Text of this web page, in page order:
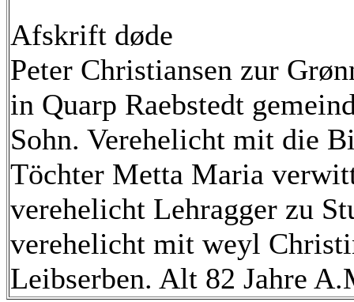
Afskrift døde
Peter Christiansen zur
in Quarp Raebstedt
Sohn. Verehelicht mit die
Töchter Metta Maria
verehelicht Lehragger zu
verehelicht mit weyl
Leibserben. Alt 82 Jahre